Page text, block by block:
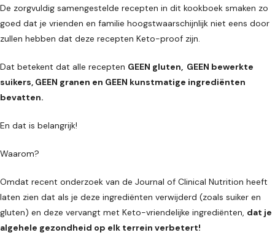
De zorgvuldig samengestelde recepten in dit kookboek smaken zo
goed dat je vrienden en familie hoogstwaarschijnlijk niet eens door
zullen hebben dat deze recepten Keto-proof zijn.
Dat betekent dat alle recepten GEEN gluten, GEEN bewerkte
suikers, GEEN granen en GEEN kunstmatige ingrediënten
bevatten.
En dat is belangrijk!
Waarom?
Omdat recent onderzoek van de Journal of Clinical Nutrition heeft
laten zien dat als je deze ingrediënten verwijderd (zoals suiker en
gluten) en deze vervangt met Keto-vriendelijke ingrediënten, dat je
algehele gezondheid op elk terrein verbetert!